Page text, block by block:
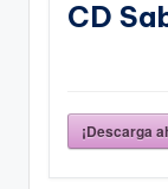
CD
¡Descarga